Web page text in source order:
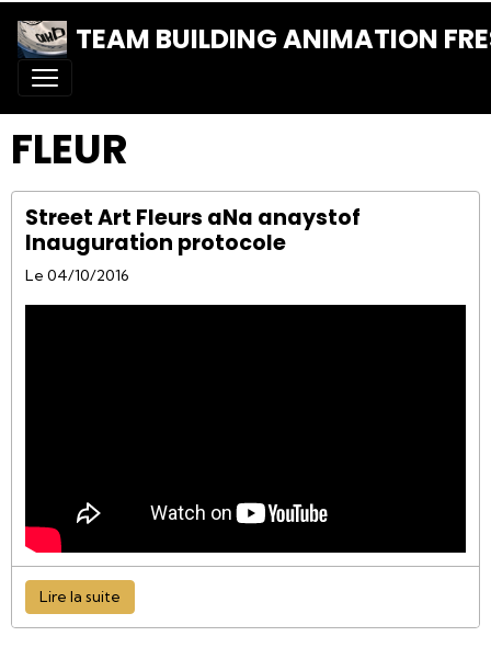
TEAM BUILDING ANIMATION
FLEUR
Street Art Fleurs aNa anaystof
Inauguration protocole
Le 04/10/2016
Lire la suite